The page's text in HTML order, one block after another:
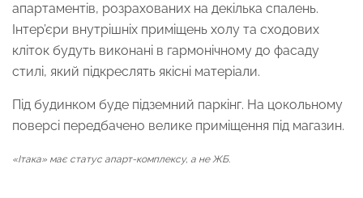
апартаментів, розрахованих на декілька спалень.
Інтер’єри внутрішніх приміщень холу та сходових
кліток будуть виконані в гармонічному до фасаду
стилі, який підкреслять якісні матеріали.
Під будинком буде підземний паркінг. На цокольному
поверсі передбачено велике приміщення під магазин.
«Ітака» має статус апарт-комплексу, а не ЖБ.